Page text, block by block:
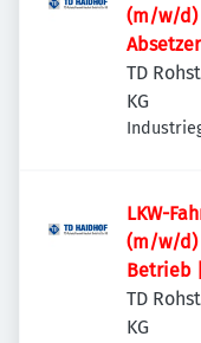
(m/w/d)
Absetzer
TD
KG
LKW-
(m/w/d)
Betrieb
TD
KG